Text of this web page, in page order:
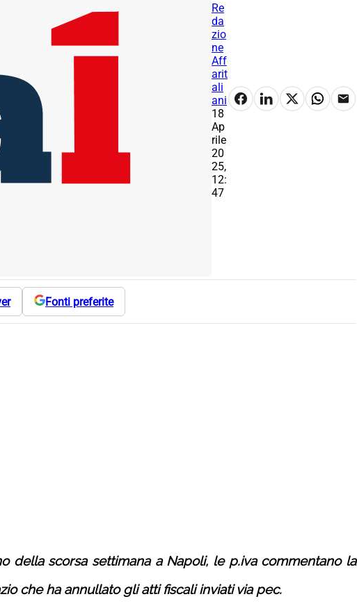
Re
da
zio
ne
Aff
arit
ali
ani
18
Ap
rile
20
25,
12:
47
Fonti preferite
della scorsa settimana a Napoli, le p.iva commentano la
che ha annullato gli atti fiscali inviati via pec.